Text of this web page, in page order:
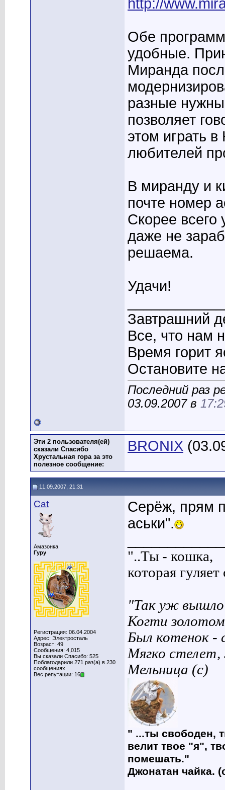
http://
Обе
удобные.
Миранда
разные
позволяет
этом играть
любителей
В миранду и
почте номер
Скорее всего
даже не
решаема.
Удачи!
Завтрашний
Все, что нам
Время горит
Остановите
Последний раз
03.09.2007 в
Эти 2 пользователя(ей)
сказали Спасибо
Хрустальная гора за это
полезное сообщение:
BRONIX
11.09.2007, 21:31
Cat
Амазонка
Гуру
Регистрация: 06.04.2004
Адрес: Электросталь
Возраст: 49
Сообщения: 4,015
Вы сказали Спасибо: 525
Поблагодарили 271 раз(а) в 230
сообщениях
Вес репутации: 16
Серёж, прям
аськи".
"..Ты - кошка,
которая
"Так уж вышло
Когти
Был котенок -
Мягко
Мельница (с)
" ...ты свободен,
велит твое "я",
помешать."
Джонатан чайка.